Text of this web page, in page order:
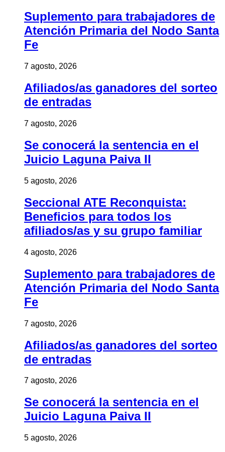
Suplemento para trabajadores de
Atención Primaria del Nodo Santa
Fe
7 agosto, 2026
Afiliados/as ganadores del sorteo
de entradas
7 agosto, 2026
Se conocerá la sentencia en el
Juicio Laguna Paiva II
5 agosto, 2026
Seccional ATE Reconquista:
Beneficios para todos los
afiliados/as y su grupo familiar
4 agosto, 2026
Suplemento para trabajadores de
Atención Primaria del Nodo Santa
Fe
7 agosto, 2026
Afiliados/as ganadores del sorteo
de entradas
7 agosto, 2026
Se conocerá la sentencia en el
Juicio Laguna Paiva II
5 agosto, 2026